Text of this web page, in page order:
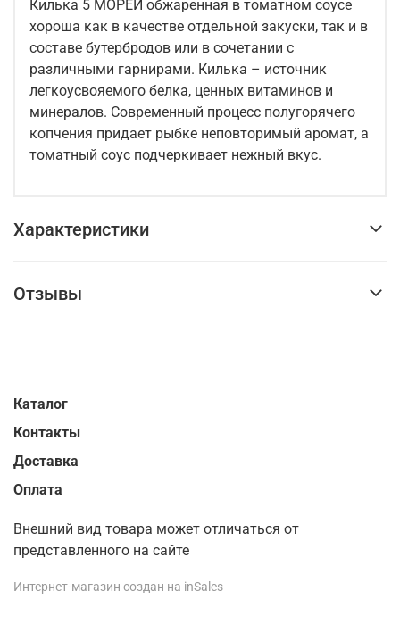
Килька 5 МОРЕЙ обжаренная в томатном соусе
хороша как в качестве отдельной закуски, так и в
составе бутербродов или в сочетании с
различными гарнирами. Килька – источник
легкоусвояемого белка, ценных витаминов и
минералов. Современный процесс полугорячего
копчения придает рыбке неповторимый аромат, а
томатный соус подчеркивает нежный вкус.
Характеристики
Отзывы
Каталог
Контакты
Доставка
Оплата
Внешний вид товара может отличаться от
представленного на сайте
Интернет-магазин создан на inSales